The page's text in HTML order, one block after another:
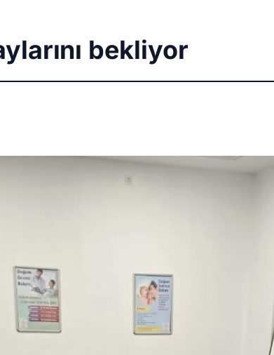
bekliyor